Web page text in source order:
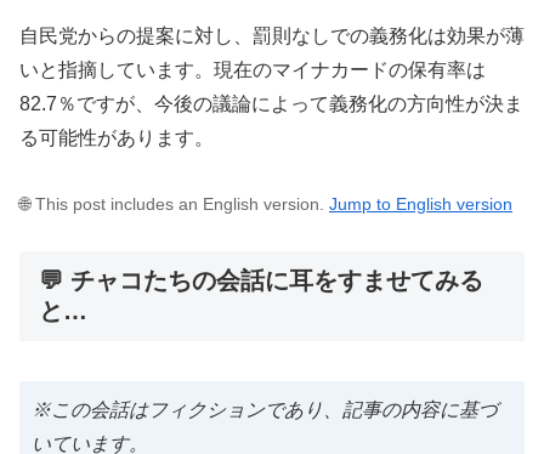
自民党からの提案に対し、罰則なしでの義務化は効果が薄
いと指摘しています。現在のマイナカードの保有率は
82.7％ですが、今後の議論によって義務化の方向性が決ま
る可能性があります。
🌐 This post includes an English version. Jump to English version
💬 チャコたちの会話に耳をすませてみる
と…
※この会話はフィクションであり、記事の内容に基づ
いています。